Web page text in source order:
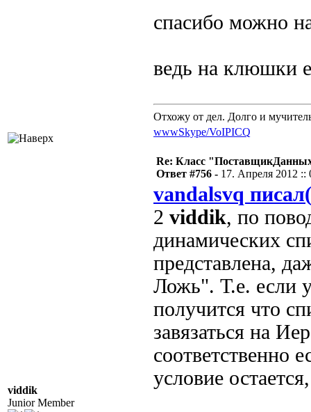
спасибо можно
ведь на клюшки
Отхожу от дел. Долго и
wwwSkype/VoIPICQ
viddik
Junior Member
Re: Класс
Ответ #756 - 17. Апреля 2012 ::
vandalsvq
2 viddik, по
динамических
представлена,
Ложь". Т.е. если
получится что
завязаться на
соответственно
условие